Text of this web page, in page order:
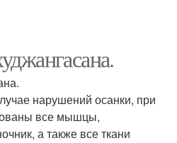
нарушений осанки, при
все мышцы,
а также все ткани